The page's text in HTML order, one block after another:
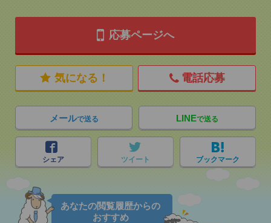
応募ページへ
気になる！ 電話応募
メールで送る LINEで送る
シェア ツイート ブックマーク
あなたの閲覧履歴からの
おすすめ